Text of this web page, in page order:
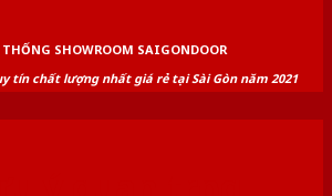
THỐNG SHOWROOM SAIGONDOOR
tín chất lượng nhất giá rẻ tại Sài Gòn năm 2021